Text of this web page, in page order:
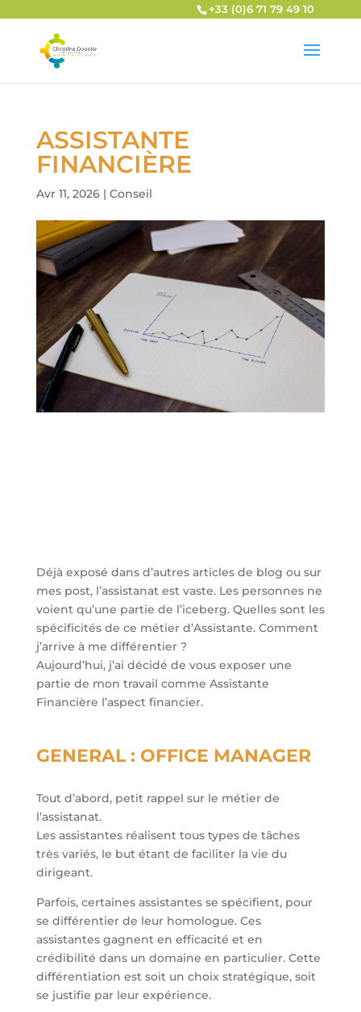
+33 (0)6 71 79 49 10
ASSISTANTE
FINANCIÈRE
Avr 11, 2026| Conseil
Déjà exposé dans d’autres articles de blog ou sur
mes post, l’assistanat est vaste. Les personnes ne
voient qu’une partie de l’iceberg. Quelles sont les
spécificités de ce métier d’Assistante. Comment
j’arrive à me différentier ?
Aujourd’hui, j’ai décidé de vous exposer une
partie de mon travail comme Assistante
Financière l’aspect financier.
GENERAL : OFFICE MANAGER
Tout d’abord, petit rappel sur le métier de
l’assistanat.
Les assistantes réalisent tous types de tâches
très variés, le but étant de faciliter la vie du
dirigeant.
Parfois, certaines assistantes se spécifient, pour
se différentier de leur homologue. Ces
assistantes gagnent en efficacité et en
crédibilité dans un domaine en particulier. Cette
différentiation est soit un choix stratégique, soit
se justifie par leur expérience.